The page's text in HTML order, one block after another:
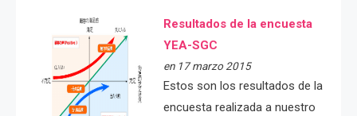
Resultados de la encuesta
YEA-SGC
en 17 marzo 2015
Estos son los resultados de la
encuesta realizada a nuestro